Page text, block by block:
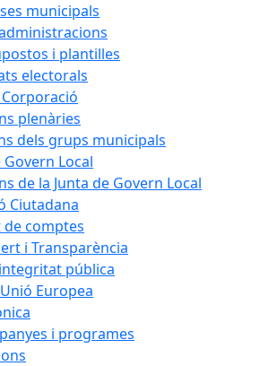
municipals
i plantilles
electorals
Corporació
plenàries
dels grups municipals
Govern Local
de la Junta de Govern Local
Ciutadana
comptes
i Transparència
pública
Europea
i programes